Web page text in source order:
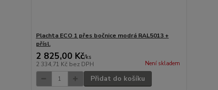
Plachta ECO 1 přes bočnice modrá RAL5013 +
přísl.
2 825,00 Kč/ks
2 334,71 Kč bez DPH Není skladem
Přidat do košíku